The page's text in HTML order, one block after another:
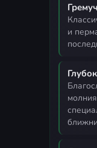
классический boomer shooter сшит с волнами врагов
и
благословения по стихиям (огонь, лёд, гниль,